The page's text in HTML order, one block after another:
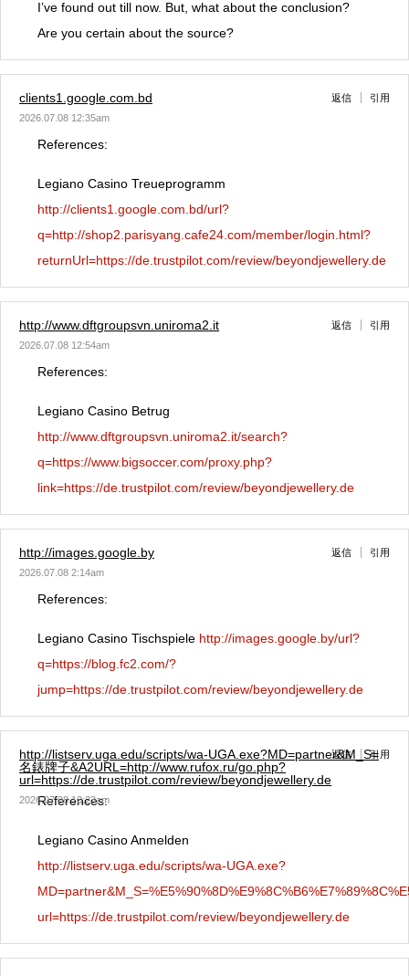
I’ve found out till now. But, what about the conclusion?
Are you certain about the source?
clients1.google.com.bd
2026.07.08 12:35am
返信 引用
References:
Legiano Casino Treueprogramm
http://clients1.google.com.bd/url?
q=http://shop2.parisyang.cafe24.com/member/login.html?
returnUrl=https://de.trustpilot.com/review/beyondjewellery.de
http://www.dftgroupsvn.uniroma2.it
2026.07.08 12:54am
返信 引用
References:
Legiano Casino Betrug
http://www.dftgroupsvn.uniroma2.it/search?
q=https://www.bigsoccer.com/proxy.php?
link=https://de.trustpilot.com/review/beyondjewellery.de
http://images.google.by
2026.07.08 2:14am
返信 引用
References:
Legiano Casino Tischspiele http://images.google.by/url?
q=https://blog.fc2.com/?
jump=https://de.trustpilot.com/review/beyondjewellery.de
http://listserv.uga.edu/scripts/wa-UGA.exe?MD=partner&M_S=
名錶牌子&A2URL=http://www.rufox.ru/go.php?
url=https://de.trustpilot.com/review/beyondjewellery.de
2026.07.08 10:23am
返信 引用
References:
Legiano Casino Anmelden
http://listserv.uga.edu/scripts/wa-UGA.exe?
url=https://de.trustpilot.com/review/beyondjewellery.de